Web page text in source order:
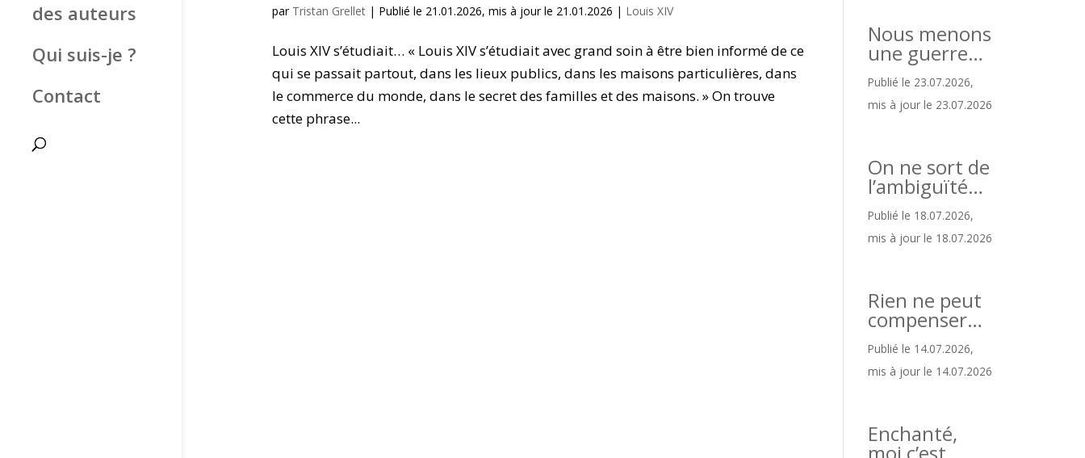
des auteurs
Qui suis-je ?
Contact
par Tristan Grellet| Publié le 21.01.2026, mis à jour le 21.01.2026 | Louis XIV
Louis XIV s’étudiait… « Louis XIV s’étudiait avec grand soin à être bien informé de ce
qui se passait partout, dans les lieux publics, dans les maisons particulières, dans
le commerce du monde, dans le secret des familles et des maisons. » On trouve
cette phrase...
Nous menons
une guerre…
Publié le 23.07.2026,
mis à jour le 23.07.2026
On ne sort de
l’ambiguïté…
Publié le 18.07.2026,
mis à jour le 18.07.2026
Rien ne peut
compenser…
Publié le 14.07.2026,
mis à jour le 14.07.2026
Enchanté,